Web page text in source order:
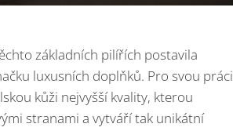
základních pilířích postavila
luxusních doplňků. Pro svou práci
kůži nejvyšší kvality, kterou
stranami a vytváří tak unikátní